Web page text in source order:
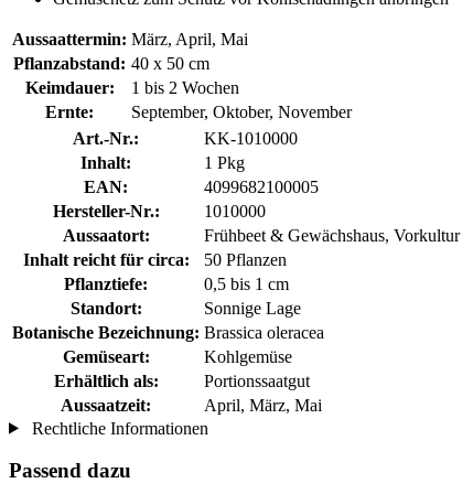
Aussaattermin: März, April, Mai
Pflanzabstand: 40 x 50 cm
Keimdauer:
1 bis 2 Wochen
Ernte:
September, Oktober, November
Art.-Nr.:
KK-1010000
Inhalt:
1 Pkg
EAN:
4099682100005
Hersteller-Nr.:
1010000
Aussaatort:
Frühbeet & Gewächshaus, Vorkultur
Inhalt reicht für circa:
50 Pflanzen
Pflanztiefe:
0,5 bis 1 cm
Standort:
Sonnige Lage
Botanische Bezeichnung: Brassica oleracea
Gemüseart:
Kohlgemüse
Erhältlich als:
Portionssaatgut
Aussaatzeit:
April, März, Mai
Rechtliche Informationen
Passend dazu